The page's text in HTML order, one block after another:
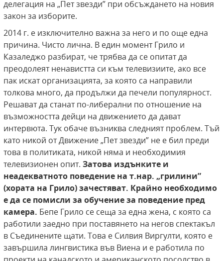
делегация на „Пет звезди” при обсъждането на новия
закон за изборите.
2014 г. е изключително важна за него и по още една
причина. Чисто лична. В един момент Грило и
Казаледжо разбират, че трябва да се опитат да
преодолеят ненавистта си към телевизиите, ако все
пак искат организацията, за която са направили
толкова много, да продължи да печели популярност.
Решават да станат по-либерални по отношение на
възможността дейци на движението да дават
интервюта. Тук обаче възниква следният проблем. Тъй
като никой от Движение „Пет звезди” не е бил преди
това в политиката, никой няма и необходимия
телевизионен опит. Затова издънките и
неадекватното поведение на т.нар. „грилини”
(хората на Грило) зачестяват. Крайно необходимо
е да се помисли за обучение за поведение пред
камера. Бепе Грило се сеща за една жена, с която са
работили заедно при поставянето на негов спектакъл
в Съединените щати. Това е Силвия Виргулти, която е
завършила лингвистика във Виена и е работила по